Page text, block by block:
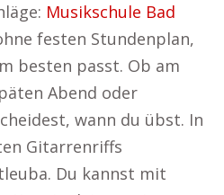
Musikschule Bad
festen Stundenplan,
besten passt. Ob am
Abend oder
wann du übst. In
Gitarrenriffs
Du kannst mit